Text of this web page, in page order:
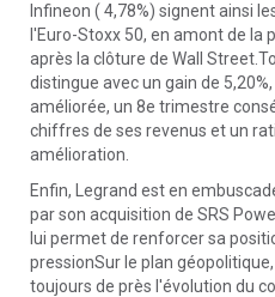
Infineon ( 4,78%) signent ainsi
l'Euro-Stoxx 50, en amont de la
après la clôture de Wall
distingue avec un gain de
améliorée, un 8e trimestre
chiffres de ses revenus et un
amélioration.
Enfin, Legrand est en
par son acquisition de SRS
lui permet de renforcer sa
pressionSur le plan
toujours de près l'évolution du